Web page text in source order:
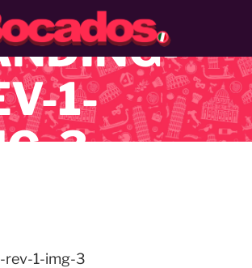
1-
3
rev-1-img-3